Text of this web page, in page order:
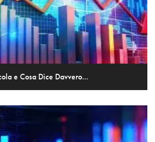
e Cosa Dice Davvero...